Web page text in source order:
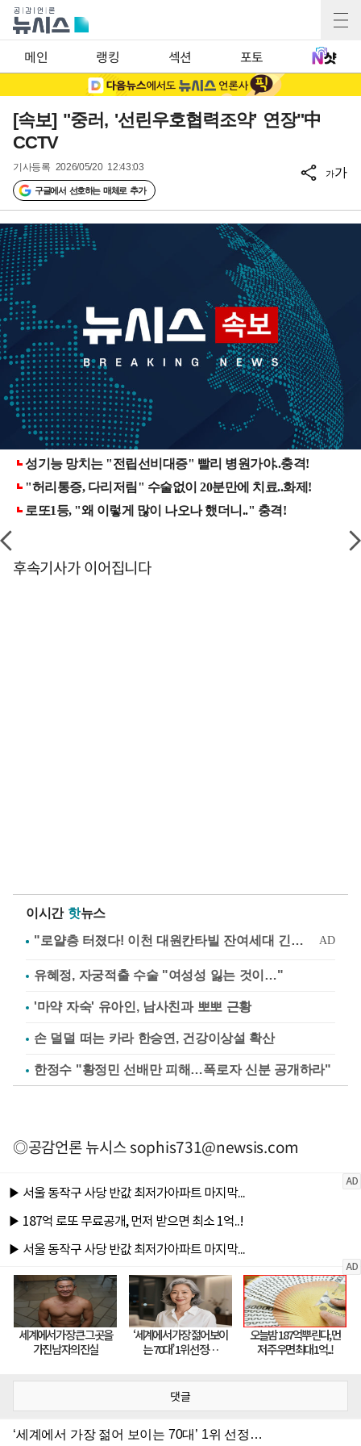
메인 랭킹 섹션 포토
[속보] "중러, '선린우호협력조약' 연장"中
CCTV
기사등록 2026/05/20 12:43:03
구글에서 선호하는 매체로 추가
가가
후속기사가 이어집니다
이시간 핫뉴스
유혜정, 자궁적출 수술 "여성성 잃는 것이…"
'마약 자숙' 유아인, 남사친과 뽀뽀 근황
손 덜덜 떠는 카라 한승연, 건강이상설 확산
한정수 "황정민 선배만 피해…폭로자 신분 공개하라"
◎공감언론 뉴시스sophis731@newsis.com
댓글